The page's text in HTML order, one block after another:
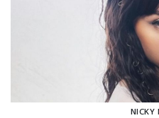
NICKY